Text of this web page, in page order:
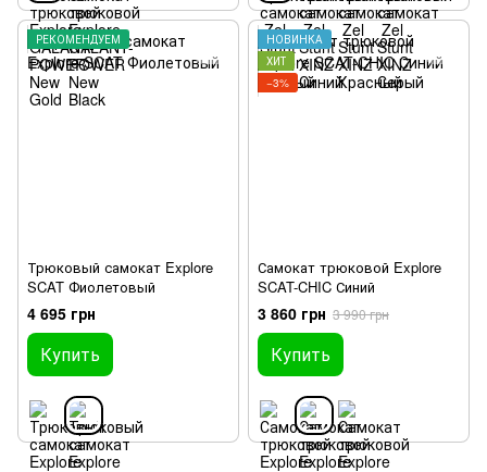
РЕКОМЕНДУЕМ
Трюковый самокат Explore
SCAT Фиолетовый
4 695 грн
Купить
НОВИНКА
ХИТ
−3%
Самокат трюковой Explore
SCAT-CHIC Синий
3 860 грн 3 990 грн
Купить